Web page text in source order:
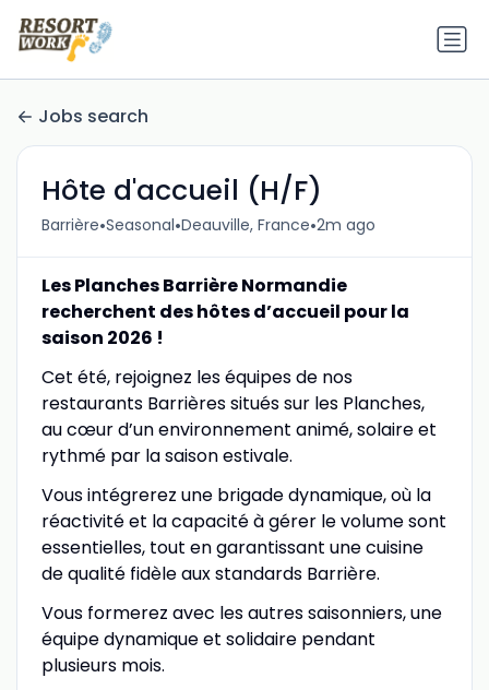
Jobs search
Hôte d'accueil (H/F)
Barrière•Seasonal•Deauville, France•2m ago
Les Planches Barrière Normandie
recherchent des hôtes d’accueil pour la
saison 2026 !
Cet été, rejoignez les équipes de nos
restaurants Barrières situés sur les Planches,
au cœur d’un environnement animé, solaire et
rythmé par la saison estivale.
Vous intégrerez une brigade dynamique, où la
réactivité et la capacité à gérer le volume sont
essentielles, tout en garantissant une cuisine
de qualité fidèle aux standards Barrière.
Vous formerez avec les autres saisonniers, une
équipe dynamique et solidaire pendant
plusieurs mois.